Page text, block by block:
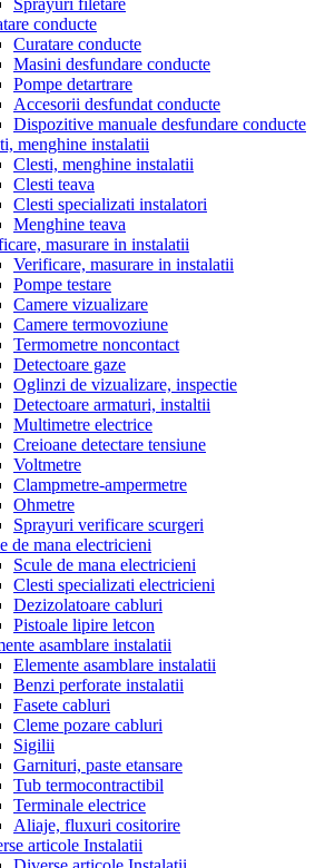
conducte
Curatare conducte
Masini desfundare conducte
Pompe detartrare
Accesorii desfundat conducte
Dispozitive manuale desfundare conducte
menghine instalatii
Clesti, menghine instalatii
Clesti teava
Clesti specializati instalatori
Menghine teava
masurare in instalatii
Verificare, masurare in instalatii
Pompe testare
Camere vizualizare
Camere termovoziune
Termometre noncontact
Detectoare gaze
Oglinzi de vizualizare, inspectie
Detectoare armaturi, instaltii
Multimetre electrice
Creioane detectare tensiune
Voltmetre
Clampmetre-ampermetre
Ohmetre
Sprayuri verificare scurgeri
de mana electricieni
Scule de mana electricieni
Clesti specializati electricieni
Dezizolatoare cabluri
Pistoale lipire letcon
asamblare instalatii
Elemente asamblare instalatii
Benzi perforate instalatii
Fasete cabluri
Cleme pozare cabluri
Sigilii
Garnituri, paste etansare
Tub termocontractibil
Terminale electrice
Aliaje, fluxuri cositorire
articole Instalatii